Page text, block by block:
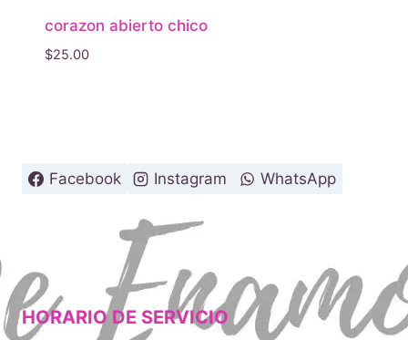
corazon abierto chico
$25.00
Facebook Instagram WhatsApp
HORARIO DE SERVICIO